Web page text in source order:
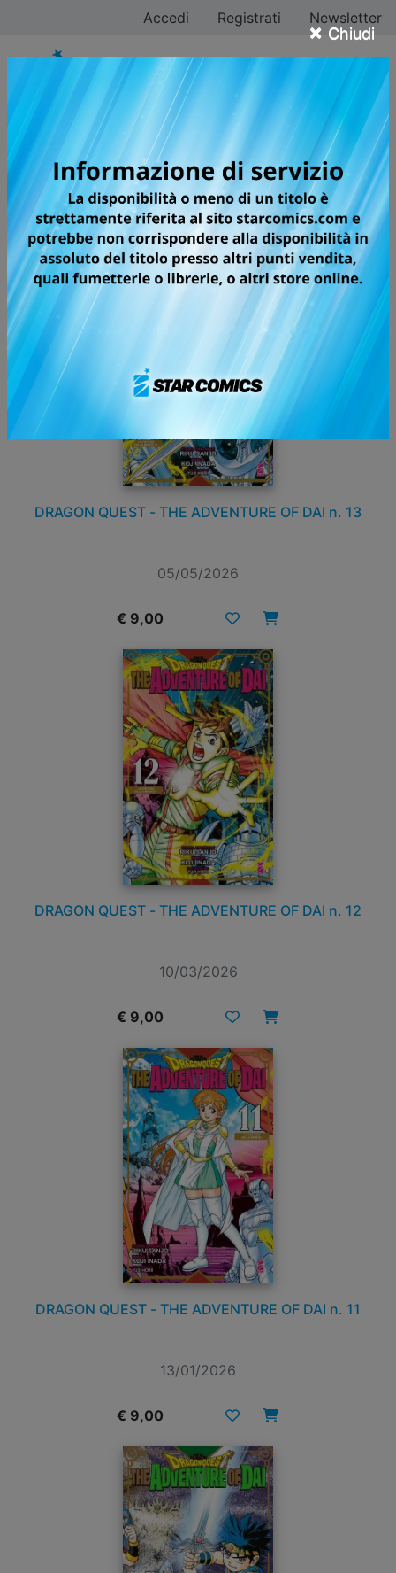
× Chiudi
Accedi Registrati Newsletter
Yuji Horii
Tutti i fumetti
DRAGON QUEST - THE ADVENTURE OF DAI n. 13
05/05/2026
€ 9,00
DRAGON QUEST - THE ADVENTURE OF DAI n. 12
10/03/2026
€ 9,00
DRAGON QUEST - THE ADVENTURE OF DAI n. 11
13/01/2026
€ 9,00